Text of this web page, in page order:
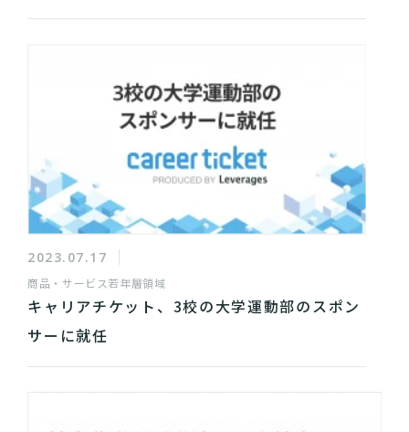
2023.07.17
商品・サービス若年層領域
キャリアチケット、3校の大学運動部のスポン
サーに就任